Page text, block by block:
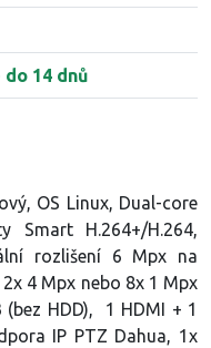
14 dnů
OS Linux, Dual-core
Smart H.264+/H.264,
rozlišení 6 Mpx na
4 Mpx nebo 8x 1 Mpx
(bez HDD), 1 HDMI + 1
IP PTZ Dahua, 1x